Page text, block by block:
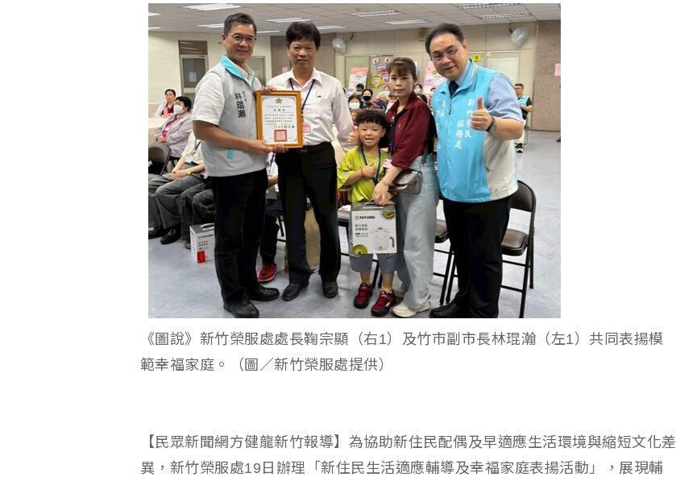
《圖說》新竹榮服處處長鞠宗顯（右1）及竹市副市長林琨瀚（左1）共同表揚模
範幸福家庭。（圖／新竹榮服處提供）
【民眾新聞網方健龍新竹報導】為協助新住民配偶及早適應生活環境與縮短文化差
異，新竹榮服處19日辦理「新住民生活適應輔導及幸福家庭表揚活動」，展現輔